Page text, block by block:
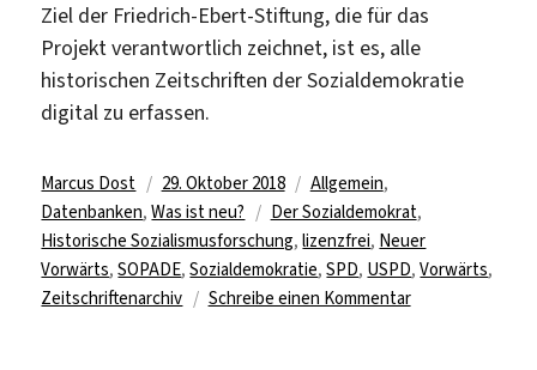
Ziel der Friedrich-Ebert-Stiftung, die für das
Projekt verantwortlich zeichnet, ist es, alle
historischen Zeitschriften der Sozialdemokratie
digital zu erfassen.
Autor
Marcus Dost
Veröffentlicht
am
29. Oktober 2018 Kategorien
Allgemein,
Datenbanken,Was ist neu? Schlagwörter
Der Sozialdemokrat,
Historische Sozialismusforschung,lizenzfrei, Neuer
Vorwärts,SOPADE,Sozialdemokratie,SPD, USPD,Vorwärts,
Zeitschriftenarchiv
Schreibe einen Kommentarzu